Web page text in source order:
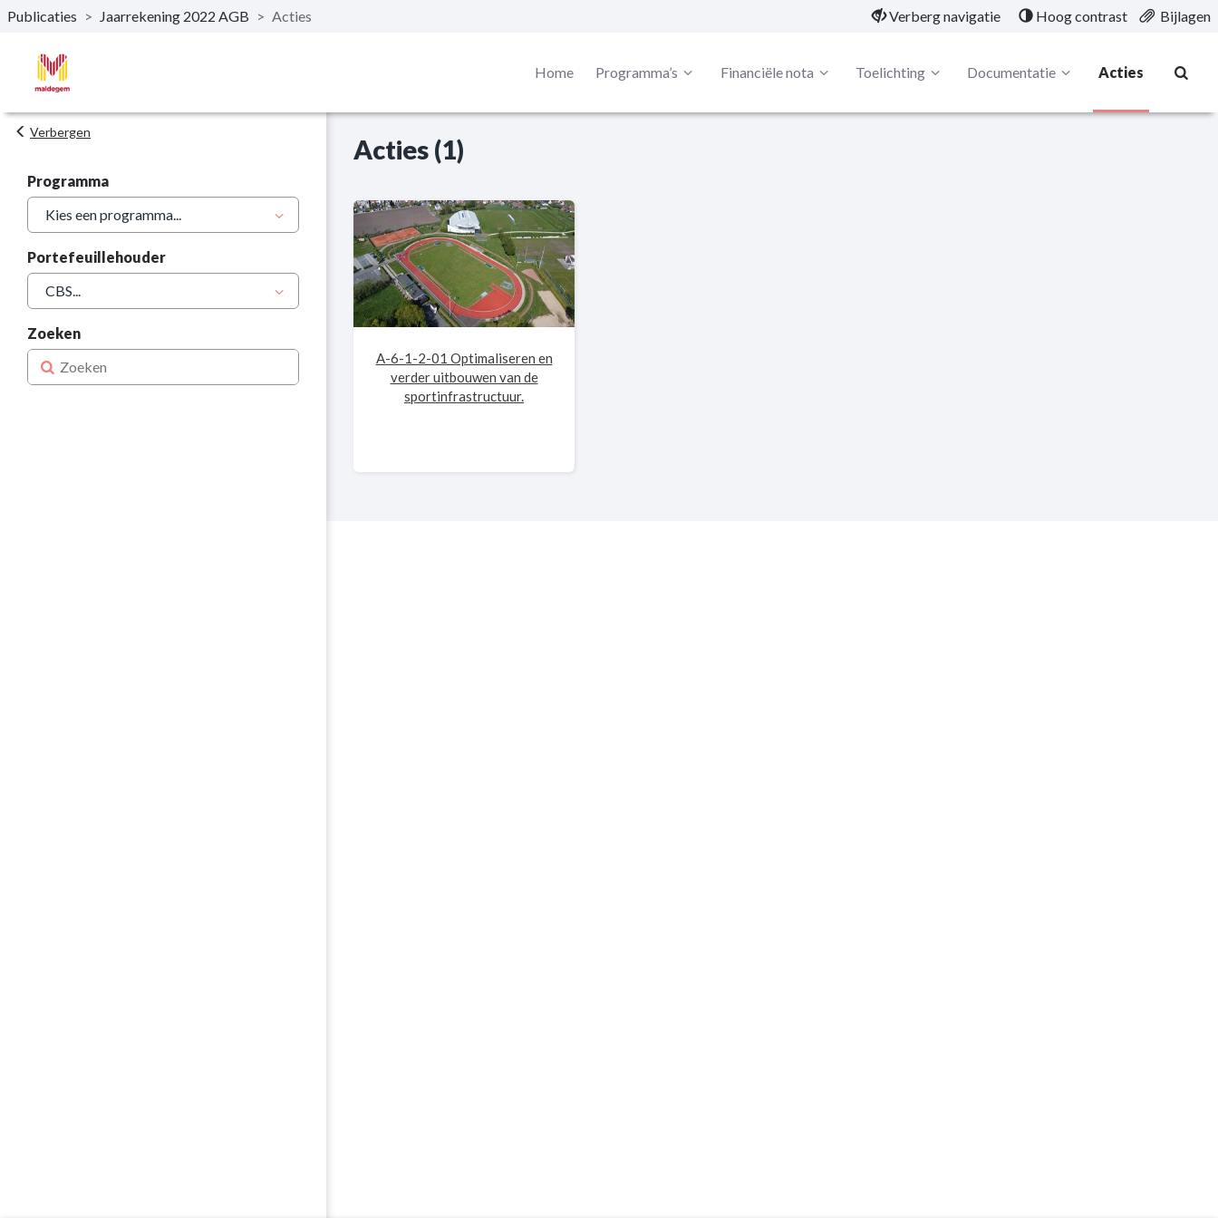
Naar hoofdinhoud
Publicaties > Jaarrekening 2022 AGB > Acties Verberg navigatie Hoog contrast Bijlagen
Home Programma’s Financiële nota Toelichting Documentatie Acties
Verbergen
Programma
Portefeuillehouder
Zoeken
Acties (1)
A-6-1-2-01 Optimaliseren en
verder uitbouwen van de
sportinfrastructuur.